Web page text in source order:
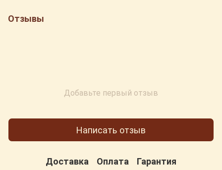
Отзывы
Добавьте первый отзыв
Написать отзыв
Доставка Оплата Гарантия